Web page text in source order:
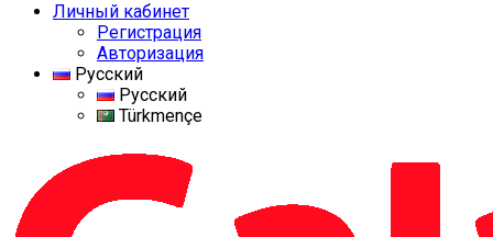
Личный кабинет
Регистрация
Авторизация
Русский
Русский
Türkmençe